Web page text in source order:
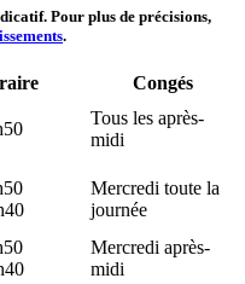
Pour plus de précisions,
.
Congés
Tous les après-
midi
Mercredi toute la
journée
Mercredi après-
midi